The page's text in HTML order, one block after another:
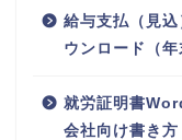
給与支払（見
ウンロード（年
就労証明書
会社向け書き